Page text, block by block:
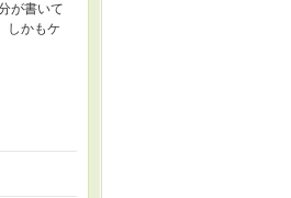
が書いて
しかもケ